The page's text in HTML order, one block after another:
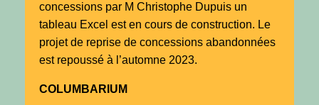
concessions par M Christophe Dupuis un
tableau Excel est en cours de construction. Le
projet de reprise de concessions abandonnées
est repoussé à l’automne 2023.
COLUMBARIUM